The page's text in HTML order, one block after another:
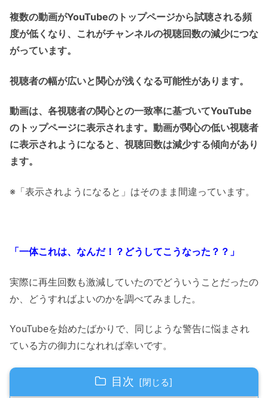
複数の動画がYouTubeのトップページから試聴される頻
度が低くなり、これがチャンネルの視聴回数の減少につな
がっています。
視聴者の幅が広いと関心が浅くなる可能性があります。
動画は、各視聴者の関心との一致率に基づいてYouTube
のトップページに表示されます。動画が関心の低い視聴者
に表示されようになると、視聴回数は減少する傾向があり
ます。
※「表示されようになると」はそのまま間違っています。
「一体これは、なんだ！？どうしてこうなった？？」
実際に再生回数も激減していたのでどういうことだったの
か、どうすればよいのかを調べてみました。
YouTubeを始めたばかりで、同じような警告に悩まされ
ている方の御力になれれば幸いです。
目次